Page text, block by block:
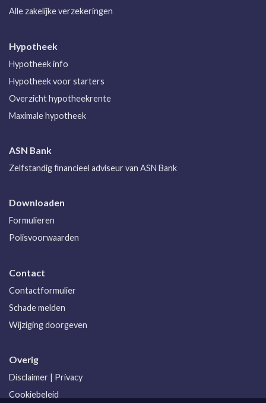
Alle zakelijke verzekeringen
Hypotheek
Hypotheek info
Hypotheek voor starters
Overzicht hypotheekrente
Maximale hypotheek
ASN Bank
Zelfstandig financieel adviseur van ASN Bank
Downloaden
Formulieren
Polisvoorwaarden
Contact
Contactformulier
Schade melden
Wijziging doorgeven
Overig
Disclaimer | Privacy
Cookiebeleid